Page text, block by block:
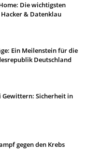
Die wichtigsten
& Datenklau
Ein Meilenstein für die
Deutschland
Gewittern: Sicherheit in
gegen den Krebs